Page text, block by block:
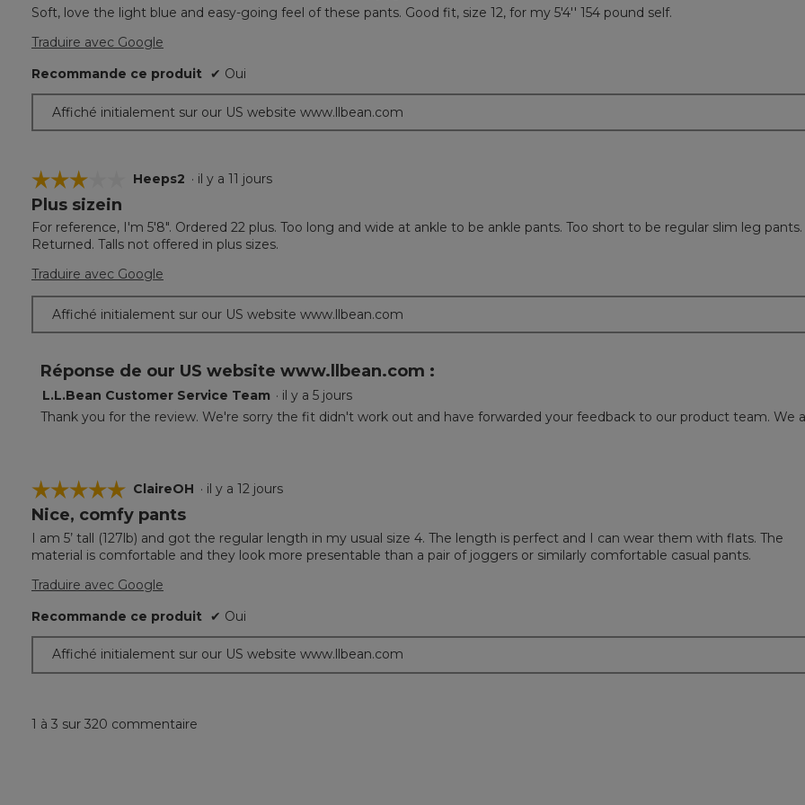
sur
5.
Soft, love the light blue and easy-going feel of these pants. Good fit, size 12, for my 5'4'' 154 pound self.
Traduire avec Google
Recommande ce produit ✔ Oui
Affiché initialement sur our US website www.llbean.com
☆☆☆☆☆
☆☆☆☆☆
3
sur
5.
Heeps2 · il y a 11 jours
Plus sizein
For reference, I'm 5'8". Ordered 22 plus. Too long and wide at ankle to be ankle pants. Too short to be regular slim leg pants.
Returned. Talls not offered in plus sizes.
Traduire avec Google
Affiché initialement sur our US website www.llbean.com
Réponse de our US website www.llbean.com :
L.L.Bean Customer Service Team · il y a 5 jours
Thank you for the review. We're sorry the fit didn't work out and have forwarded your feedback to our product team. We
☆☆☆☆☆
☆☆☆☆☆
5
sur
5.
ClaireOH · il y a 12 jours
Nice, comfy pants
I am 5’ tall (127lb) and got the regular length in my usual size 4. The length is perfect and I can wear them with flats. The
material is comfortable and they look more presentable than a pair of joggers or similarly comfortable casual pants.
Traduire avec Google
Recommande ce produit ✔ Oui
Affiché initialement sur our US website www.llbean.com
1 à 3 sur 320 commentaire